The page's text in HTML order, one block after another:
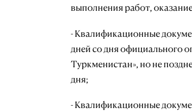
выполнения работ,
- Квалификационные
дней со дня официального
Туркменистан», но не
дня;
- Квалификационные